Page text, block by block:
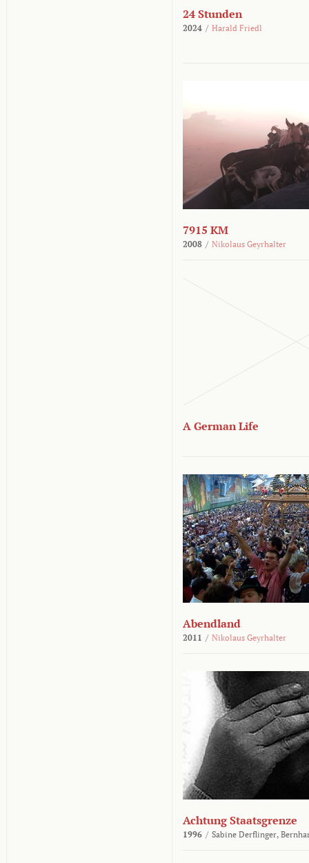
24 Stunden
2024 / Harald Friedl
7915 KM
2008 / Nikolaus Geyrhalter
A German Life
Abendland
2011 / Nikolaus Geyrhalter
Achtung Staatsgrenze
1996 / Sabine Derflinger,